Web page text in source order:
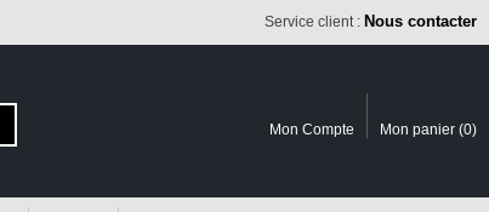
Service client : Nous contacter
Mon Compte Mon panier (0)